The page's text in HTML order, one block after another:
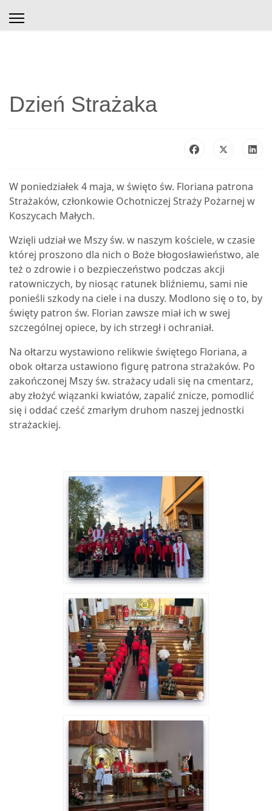
Dzień Strażaka
W poniedziałek 4 maja, w święto św. Floriana patrona
Strażaków, członkowie Ochotniczej Straży Pożarnej w
Koszycach Małych.
Wzięli udział we Mszy św. w naszym kościele, w czasie
której proszono dla nich o Boże błogosławieństwo, ale
też o zdrowie i o bezpieczeństwo podczas akcji
ratowniczych, by niosąc ratunek bliźniemu, sami nie
ponieśli szkody na ciele i na duszy. Modlono się o to, by
święty patron św. Florian zawsze miał ich w swej
szczególnej opiece, by ich strzegł i ochraniał.
Na ołtarzu wystawiono relikwie świętego Floriana, a
obok ołtarza ustawiono figurę patrona strażaków. Po
zakończonej Mszy św. strażacy udali się na cmentarz,
aby złożyć wiązanki kwiatów, zapalić znicze, pomodlić
się i oddać cześć zmarłym druhom naszej jednostki
strażackiej.